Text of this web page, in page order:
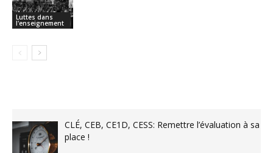
Luttes dans
l'enseignement
CLÉ, CEB, CE1D, CESS: Remettre l’évaluation à sa
place !